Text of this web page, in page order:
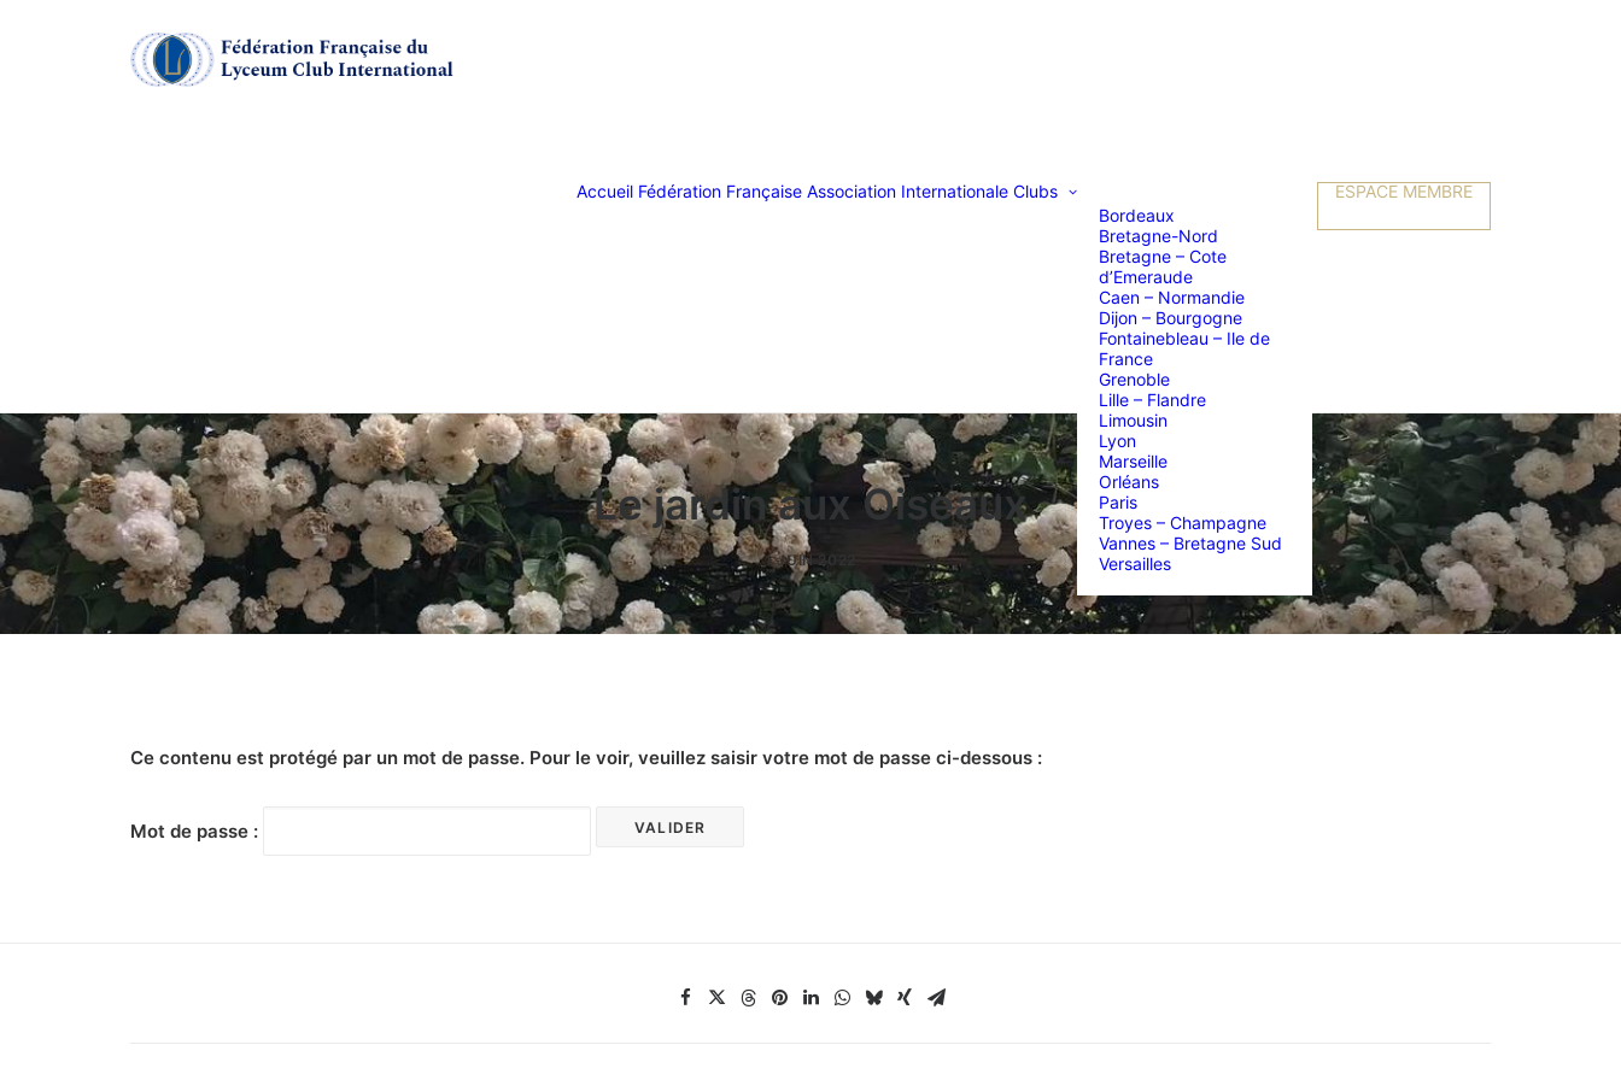
Accueil Fédération Française Association Internationale Clubs
Bordeaux
Bretagne-Nord
Bretagne – Cote
d’Emeraude
Caen – Normandie
Dijon – Bourgogne
Fontainebleau – Ile de
France
Grenoble
Lille – Flandre
Limousin
Lyon
Marseille
Orléans
Paris
Troyes – Champagne
Vannes – Bretagne Sud
Versailles
ESPACE MEMBRE
Le jardin aux Oiseaux
1 JUIN 2022
Ce contenu est protégé par un mot de passe. Pour le voir, veuillez saisir votre mot de passe ci-dessous :
Mot de passe :